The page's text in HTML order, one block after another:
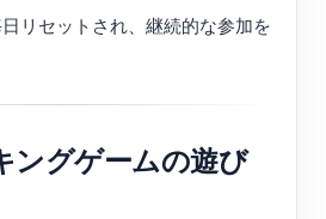
リセットされ、継続的な参加を
ングゲームの遊び